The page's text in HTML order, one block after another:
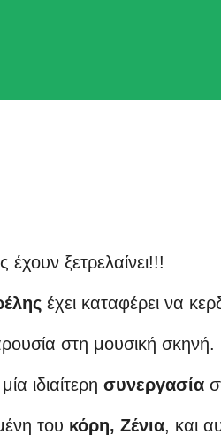
έχουν ξετρελαίνει!!!
έχει καταφέρει να
στη μουσική σκηνή.
ιδιαίτερη συνεργασία
του κόρη, Ζένια, και